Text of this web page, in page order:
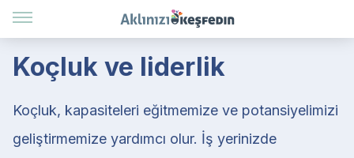
Koçluk ve liderlik
Koçluk, kapasiteleri eğitmemize ve potansiyelimizi
geliştirmemize yardımcı olur. İş yerinizde